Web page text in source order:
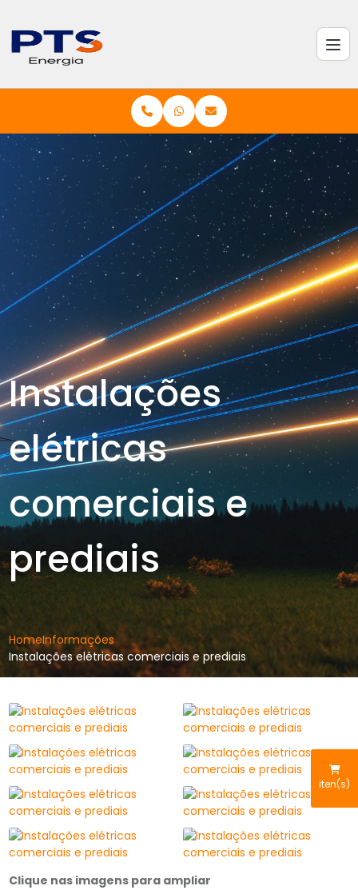
iten(s)
Instalações
elétricas
comerciais e
prediais
HomeInformações
Instalações elétricas comerciais e prediais
Clique nas imagens para ampliar